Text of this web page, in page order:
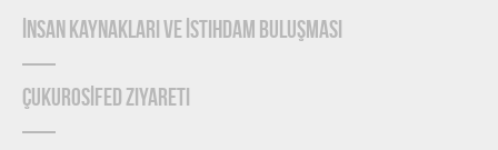
İnsan Kaynakları ve İstihdam Buluşması
ÇUKUROSİFED Ziyareti